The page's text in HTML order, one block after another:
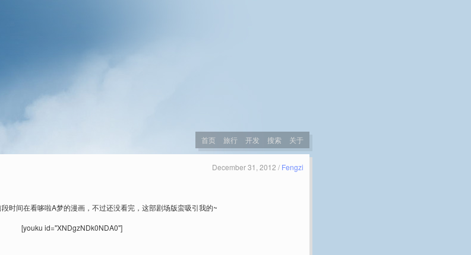
首页 旅行 开发 搜索 关于
December 31, 2012 / Fengzi
时间在看哆啦A梦的漫画，不过还没看完，这部剧场版蛮吸引我的~
[youku id="XNDgzNDk0NDA0"]